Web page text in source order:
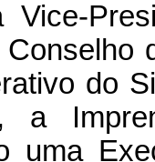
Vice-
do
a
uma